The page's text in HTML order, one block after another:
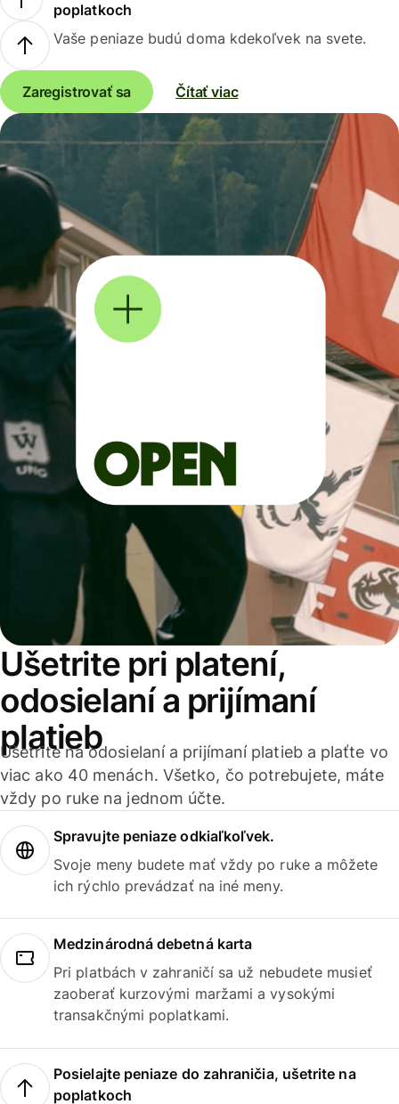
poplatkoch
Vaše peniaze budú doma kdekoľvek na svete.
Zaregistrovať sa Čítať viac
Ušetrite pri platení,
odosielaní a prijímaní
platieb
Ušetrite na odosielaní a prijímaní platieb a plaťte vo
viac ako 40 menách. Všetko, čo potrebujete, máte
vždy po ruke na jednom účte.
Spravujte peniaze odkiaľkoľvek.
Svoje meny budete mať vždy po ruke a môžete
ich rýchlo prevádzať na iné meny.
Medzinárodná debetná karta
Pri platbách v zahraničí sa už nebudete musieť
zaoberať kurzovými maržami a vysokými
transakčnými poplatkami.
Posielajte peniaze do zahraničia, ušetrite na
poplatkoch